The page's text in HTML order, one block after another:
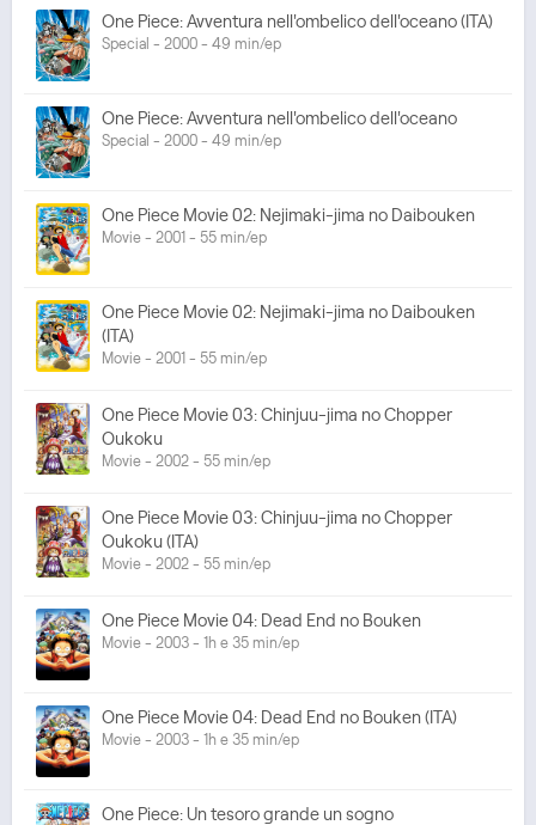
One Piece: Avventura nell'ombelico dell'oceano (ITA)
Special - 2000 - 49 min/ep
One Piece: Avventura nell'ombelico dell'oceano
Special - 2000 - 49 min/ep
One Piece Movie 02: Nejimaki-jima no Daibouken
Movie - 2001 - 55 min/ep
One Piece Movie 02: Nejimaki-jima no Daibouken
(ITA)
Movie - 2001 - 55 min/ep
One Piece Movie 03: Chinjuu-jima no Chopper
Oukoku
Movie - 2002 - 55 min/ep
One Piece Movie 03: Chinjuu-jima no Chopper
Oukoku (ITA)
Movie - 2002 - 55 min/ep
One Piece Movie 04: Dead End no Bouken
Movie - 2003 - 1h e 35 min/ep
One Piece Movie 04: Dead End no Bouken (ITA)
Movie - 2003 - 1h e 35 min/ep
One Piece: Un tesoro grande un sogno